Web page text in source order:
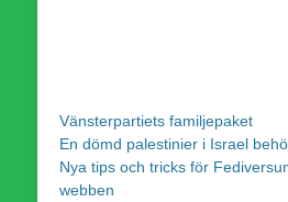
Vänsterpartiets familjepaket
En dömd palestinier i Israel
Nya tips och tricks för
webben